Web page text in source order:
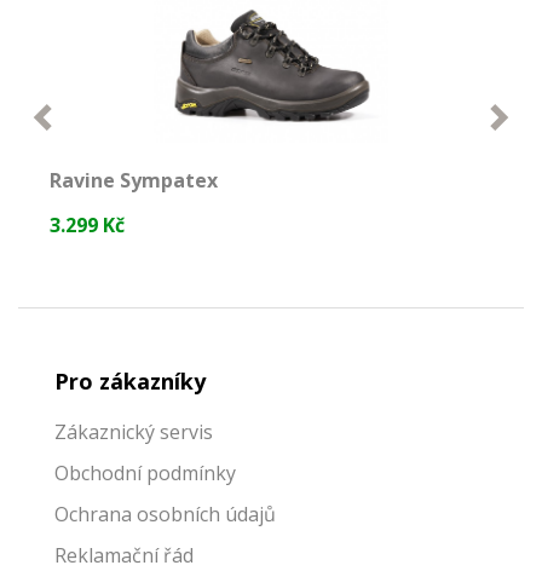
Ravine Sympatex
3.299 Kč
Pro zákazníky
Zákaznický servis
Obchodní podmínky
Ochrana osobních údajů
Reklamační řád